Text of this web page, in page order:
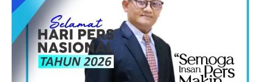
Kemudian Ketua DPRD Kab. Pesawaran, Suprapto, Kapolres
Pesawaran AKBP Pratomo Widodo, S.Ik.,M.Si (Han)., dan
terakhir Kepala Kejaksaan Negeri Pesawaran, (alm.) I Gede
Adiaksa Ekaputra, S.H.